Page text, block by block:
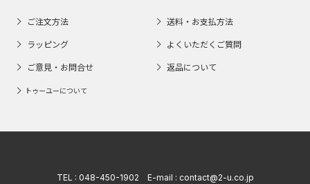
ご注文方法 送料・お支払方法
ラッピング よくいただくご質問
ご意見・お問合せ 返品について
トゥーユーについて
TEL : 048-450-1902 E-mail : contact@2-u.co.jp